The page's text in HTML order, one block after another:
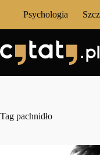
Psychologia
Tag pachnidło